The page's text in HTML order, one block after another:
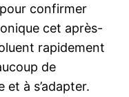
confirmer
cet après-
rapidement
de
à s’adapter.